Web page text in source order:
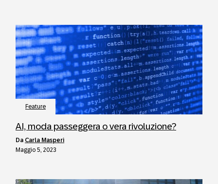
Feature
AI, moda passeggera o vera rivoluzione?
da Carla Masperi
Maggio 5, 2023